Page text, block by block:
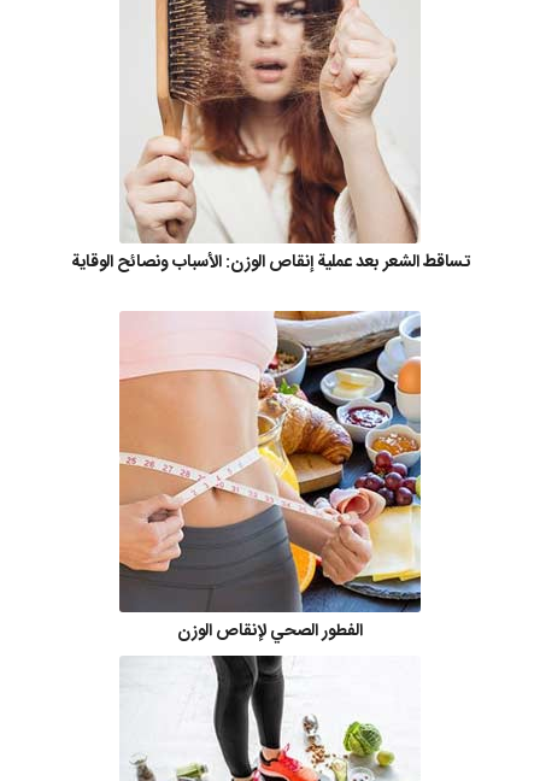
تساقط الشعر بعد عملية إنقاص الوزن: الأسباب ونصائح الوقاية
الفطور الصحي لإنقاص الوزن